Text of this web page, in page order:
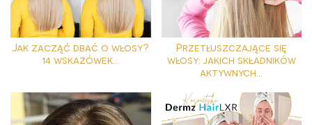
Jak zacząć dbać o włosy?
14 wskazówek...
Przetłuszczające się
włosy: jakich składników
aktywnych...